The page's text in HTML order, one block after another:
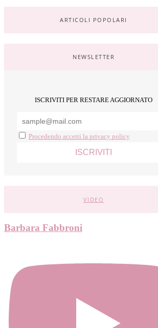
ARTICOLI POPOLARI
NEWSLETTER
ISCRIVITI PER RESTARE AGGIORNATO
Procedendo accetti la privacy policy
VIDEO
Barbara Fabbroni